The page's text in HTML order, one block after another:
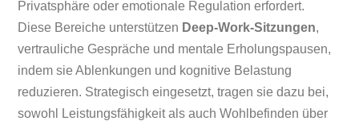
Privatsphäre oder emotionale Regulation erfordert.
Diese Bereiche unterstützen Deep-Work-Sitzungen,
vertrauliche Gespräche und mentale Erholungspausen,
indem sie Ablenkungen und kognitive Belastung
reduzieren. Strategisch eingesetzt, tragen sie dazu bei,
sowohl Leistungsfähigkeit als auch Wohlbefinden über